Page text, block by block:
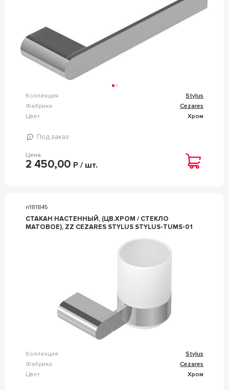
Коллекция
Stylus
Фабрика
Cezares
Цвет
Хром
Под заказ
Цена
2 450,00 Р / шт.
n181845
СТАКАН НАСТЕННЫЙ, (ЦВ.ХРОМ / СТЕКЛО
МАТОВОЕ), ZZ CEZARES STYLUS STYLUS-TUMS-01
Коллекция
Stylus
Фабрика
Cezares
Цвет
Хром